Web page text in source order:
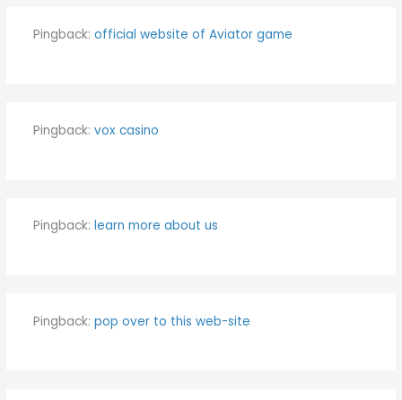
Pingback: official website of Aviator game
Pingback: vox casino
Pingback: learn more about us
Pingback: pop over to this web-site